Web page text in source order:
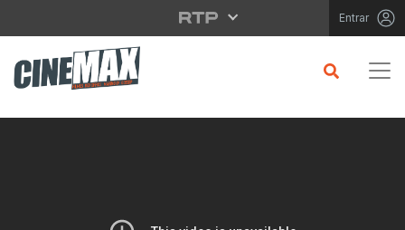
Saltar para o conteúdo principal Entrar
Filme em Cartaz